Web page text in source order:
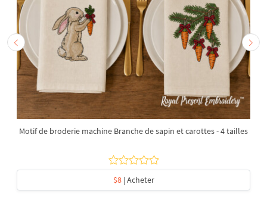
Motif de broderie machine Branche de sapin et carottes - 4 tailles
$8| Acheter